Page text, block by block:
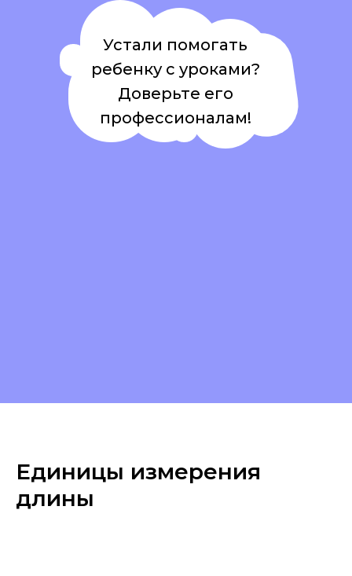
Устали помогать
ребенку с уроками?
Доверьте его
профессионалам!
Единицы измерения
длины